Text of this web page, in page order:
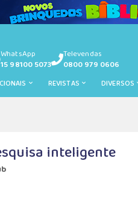
WhatsApp
15 98100 5073
Televendas
0800 979 0606
REVISTAS DIVERSOS
inteligente